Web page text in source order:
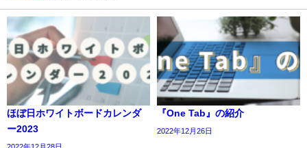
ほぼ日ホワイトボードカレンダ
ー2023
2022年12月28日
『One Tab』の紹介
2022年12月26日